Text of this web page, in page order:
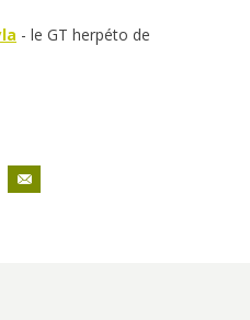
- le GT herpéto de